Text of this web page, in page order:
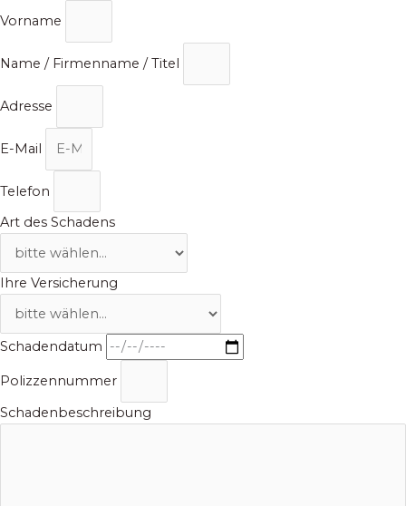
Inhalt
Vorname
Name / Firmenname / Titel
Adresse
E-Mail
Telefon
Art des Schadens
Ihre Versicherung
Schadendatum
Polizzennummer
Schadenbeschreibung